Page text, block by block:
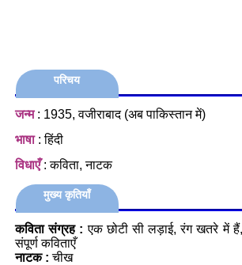
परिचय
जन्म: 1935, वजीराबाद (अब पाकिस्तान में)
भाषा: हिंदी
विधाएँ: कविता, नाटक
मुख्य कृतियाँ
कविता संग्रह :एक छोटी सी लड़ाई, रंग खतरे में
संपूर्ण कविताएँ
नाटक : चीख